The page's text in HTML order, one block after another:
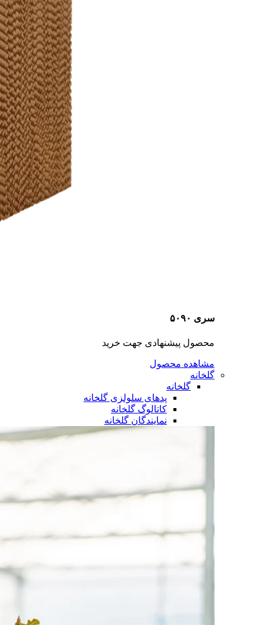
سری ۵۰۹۰
محصول پیشنهادی جهت خرید
مشاهده محصول
گلخانه
گلخانه
پدهای سلولزی گلخانه
کاتالوگ گلخانه
نمایندگان گلخانه